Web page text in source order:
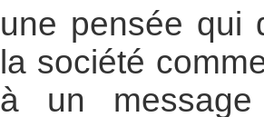
une pensée qui
la société
à un